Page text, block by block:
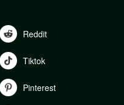
Reddit
Tiktok
Pinterest